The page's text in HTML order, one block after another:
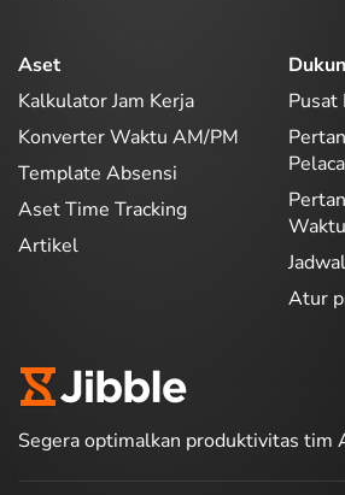
Aset
Kalkulator Jam Kerja
Konverter Waktu AM/PM
Template Absensi
Aset Time Tracking
Artikel
Pusat
Atur
Segera optimalkan produktivitas tim